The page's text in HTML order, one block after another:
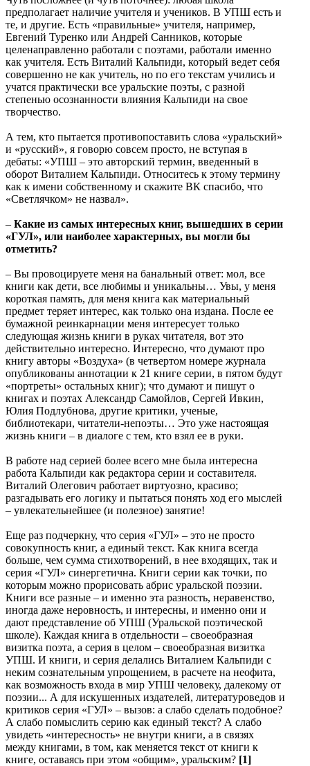
предполагает наличие учителя и учеников. В УПШ есть и
те, и другие. Есть «правильные» учителя, например,
Евгений Туренко или Андрей Санников, которые
целенаправленно работали с поэтами, работали именно
как учителя. Есть Виталий Кальпиди, который ведет себя
совершенно не как учитель, но по его текстам учились и
учатся практически все уральские поэты, с разной
степенью осознанности влияния Кальпиди на свое
творчество.
А тем, кто пытается противопоставить слова «уральский»
и «русский», я говорю совсем просто, не вступая в
дебаты: «УПШ – это авторский термин, введенный в
оборот Виталием Кальпиди. Относитесь к этому термину
как к имени собственному и скажите ВК спасибо, что
«Светлячком» не назвал».
– Какие из самых интересных книг, вышедших в серии
«ГУЛ», или наиболее характерных, вы могли бы
отметить?
– Вы провоцируете меня на банальный ответ: мол, все
книги как дети, все любимы и уникальны… Увы, у меня
короткая память, для меня книга как материальный
предмет теряет интерес, как только она издана. После ее
бумажной реинкарнации меня интересует только
следующая жизнь книги в руках читателя, вот это
действительно интересно. Интересно, что думают про
книгу авторы «Воздуха» (в четвертом номере журнала
опубликованы аннотации к 21 книге серии, в пятом будут
«портреты» остальных книг); что думают и пишут о
книгах и поэтах Александр Самойлов, Сергей Ивкин,
Юлия Подлубнова, другие критики, ученые,
библиотекари, читатели-непоэты… Это уже настоящая
жизнь книги – в диалоге с тем, кто взял ее в руки.
В работе над серией более всего мне была интересна
работа Кальпиди как редактора серии и составителя.
Виталий Олегович работает виртуозно, красиво;
разгадывать его логику и пытаться понять ход его мыслей
– увлекательнейшее (и полезное) занятие!
Еще раз подчеркну, что серия «ГУЛ» – это не просто
совокупность книг, а единый текст. Как книга всегда
больше, чем сумма стихотворений, в нее входящих, так и
серия «ГУЛ» синергетична. Книги серии как точки, по
которым можно прорисовать абрис уральской поэзии.
Книги все разные – и именно эта разность, неравенство,
иногда даже неровность, и интересны, и именно они и
дают представление об УПШ (Уральской поэтической
школе). Каждая книга в отдельности – своеобразная
визитка поэта, а серия в целом – своеобразная визитка
УПШ. И книги, и серия делались Виталием Кальпиди с
неким сознательным упрощением, в расчете на неофита,
как возможность входа в мир УПШ человеку, далекому от
поэзии... А для искушенных издателей, литературоведов и
критиков серия «ГУЛ» – вызов: а слабо сделать подобное?
А слабо помыслить серию как единый текст? А слабо
увидеть «интересность» не внутри книги, а в связях
между книгами, в том, как меняется текст от книги к
книге, оставаясь при этом «общим», уральским? [1]